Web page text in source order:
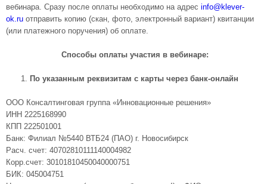
вебинара. Сразу после оплаты необходимо на адрес info@klever-
ok.ru отправить копию (скан, фото, электронный вариант) квитанции
(или платежного поручения) об оплате.
Способы оплаты участия в вебинаре:
По указанным реквизитам с карты через банк-онлайн
ООО Консалтинговая группа «Инновационные решения»
ИНН 2225168990
КПП 222501001
Банк: Филиал №5440 ВТБ24 (ПАО) г. Новосибирск
Расч. счет: 40702810111140004982
Корр.счет: 30101810450040000751
БИК: 045004751